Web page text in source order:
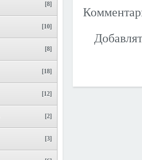
[8]
[10]
[8]
[18]
[12]
[2]
[3]